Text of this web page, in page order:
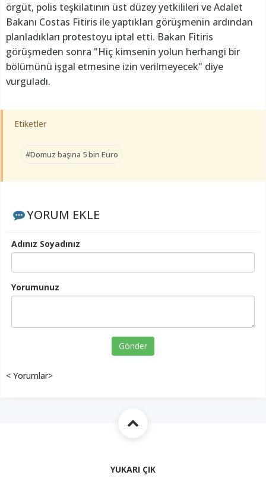
örgüt, polis teşkilatının üst düzey yetkilileri ve Adalet
Bakanı Costas Fitiris ile yaptıkları görüşmenin ardından
planladıkları protestoyu iptal etti. Bakan Fitiris
görüşmeden sonra "Hiç kimsenin yolun herhangi bir
bölümünü işgal etmesine izin verilmeyecek" diye
vurguladı.
Etiketler
#Domuz başına 5 bin Euro
YORUM EKLE
Adınız Soyadınız
Yorumunuz
Gönder
< Yorumlar>
YUKARI ÇIK